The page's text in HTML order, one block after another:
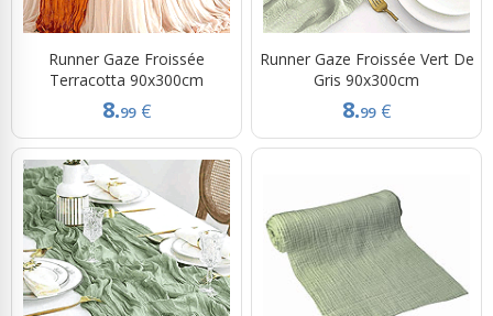
Runner Gaze Froissée
Terracotta 90x300cm
8.99 €
Runner Gaze Froissée Vert De
Gris 90x300cm
8.99 €